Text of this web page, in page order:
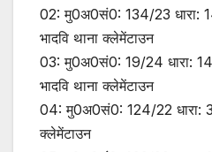
02: मु0अ0सं0: 134/23 धारा:
भादवि थाना क्लेमेंटाउन
03: मु0अ0सं0: 19/24 धारा:
भादवि थाना क्लेमेंटाउन
04: मु0अ0सं0: 124/22 धारा:
क्लेमेंटाउन